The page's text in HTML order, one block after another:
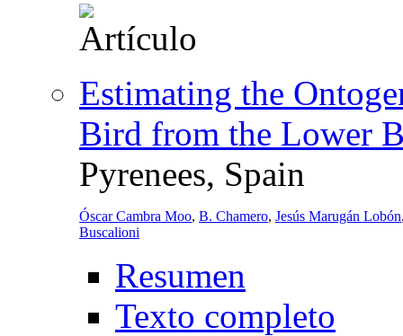
Estimating the
Bird from the Lower
Pyrenees, Spain
Óscar Cambra Moo, B. Chamero, Jesús Marugán Lobón
Buscalioni
Resumen
Texto completo